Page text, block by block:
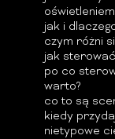
jak i
czym różni
jak
po co
warto?
co to są
kiedy
nietypowe